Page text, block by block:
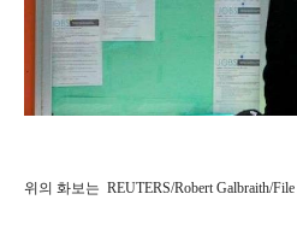
위의 화보는 REUTERS/Robert Galbraith/